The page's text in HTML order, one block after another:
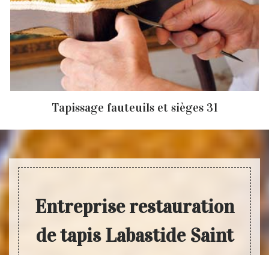
Tapissage fauteuils et sièges 31
Entreprise restauration
de tapis Labastide Saint